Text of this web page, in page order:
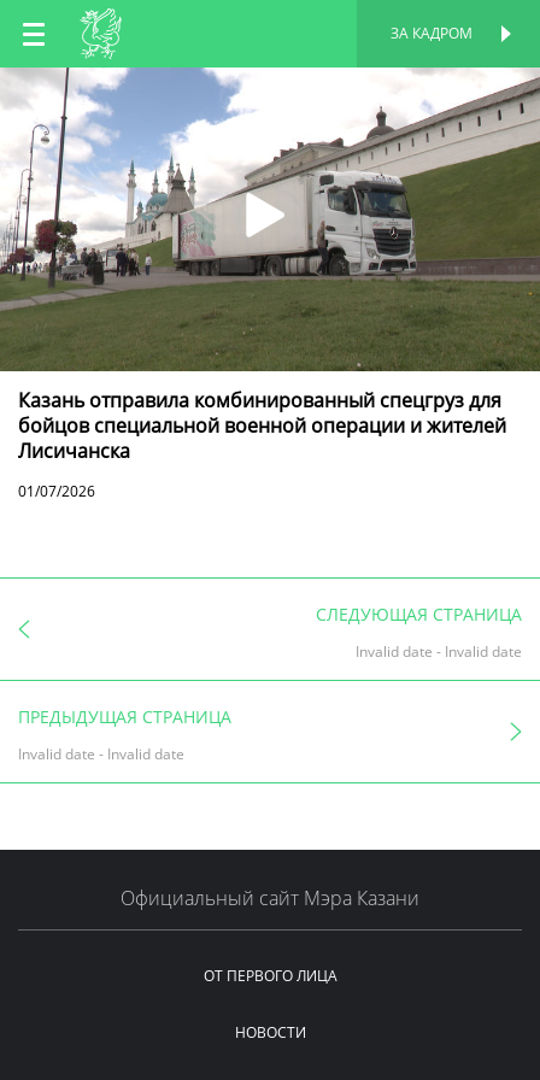
RU
TT
ЗА КАДРОМ
Казань отправила комбинированный спецгруз для
бойцов специальной военной операции и жителей
Лисичанска
01/07/2026
СЛЕДУЮЩАЯ СТРАНИЦА
Invalid date - Invalid date
ПРЕДЫДУЩАЯ СТРАНИЦА
Invalid date - Invalid date
Официальный сайт Мэра Казани
ОТ ПЕРВОГО ЛИЦА
НОВОСТИ
ПЕРСОНАЛЬНАЯ
СТРАНИЦА